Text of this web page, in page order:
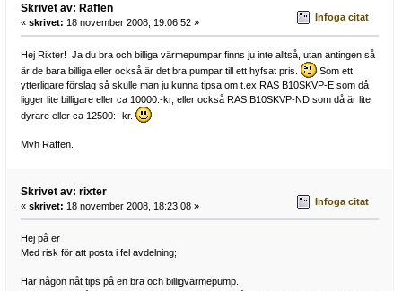
Skrivet av: Raffen
« skrivet: 18 november 2008, 19:06:52 » Infoga citat
Hej Rixter! Ja du bra och billiga värmepumpar finns ju inte alltså, utan antingen så
är de bara billiga eller också är det bra pumpar till ett hyfsat pris.
Som ett
ytterligare förslag så skulle man ju kunna tipsa om t.ex RAS B10SKVP-E som då
ligger lite billigare eller ca 10000:-kr, eller också RAS B10SKVP-ND som då är lite
dyrare eller ca 12500:- kr.
Mvh Raffen.
Skrivet av: rixter
« skrivet: 18 november 2008, 18:23:08 » Infoga citat
Hej på er
Med risk för att posta i fel avdelning;
Har någon nåt tips på en bra och billigvärmepump.